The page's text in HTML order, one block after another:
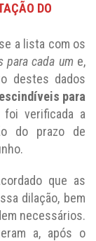
DO
a lista com os
para cada um e,
destes dados
para
foi verificada a
do prazo de
que as
dilação, bem
necessários.
a, após o